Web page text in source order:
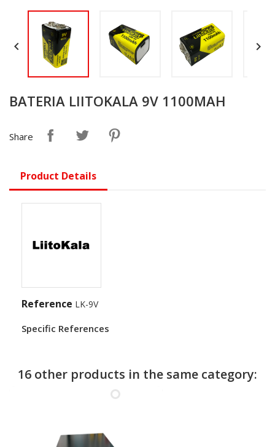
 
BATERIA LIITOKALA 9V 1100MAH
Share
Product Details
Reference LK-9V
Specific References
16 other products in the same category: